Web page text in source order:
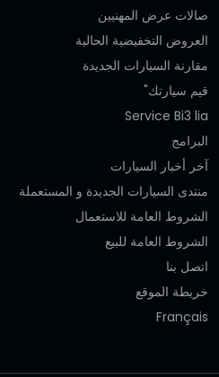
صالات عرض المهنيين
العروض التخفيضية الحالية
مقارنة السيارات الجديدة
قيم سيارتك"
Service Bi3 lia
البرامج
آخر أخبار السيارات
منتدى السيارات الجديدة و المستعملة
الشروط العامة للاستعمال
الشروط العامة للبيع
اتصل بنا
خريطة الموقع
Français